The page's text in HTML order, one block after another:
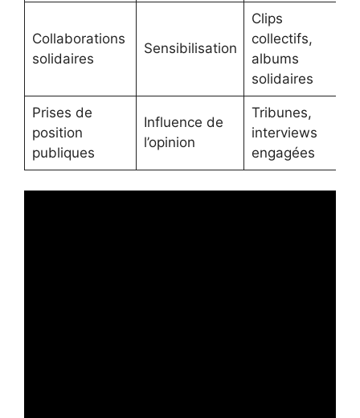
Collaborations
solidaires
Sensibilisation
Clips
collectifs,
albums
solidaires
Prises de
position
publiques
Influence de
l’opinion
Tribunes,
interviews
engagées